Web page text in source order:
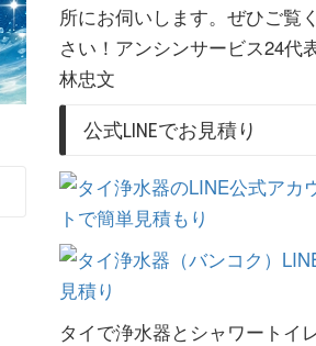
所にお伺いします。ぜひご覧
さい！アンシンサービス24代
林忠文
公式LINEでお見積り
タイで浄水器とシャワートイ